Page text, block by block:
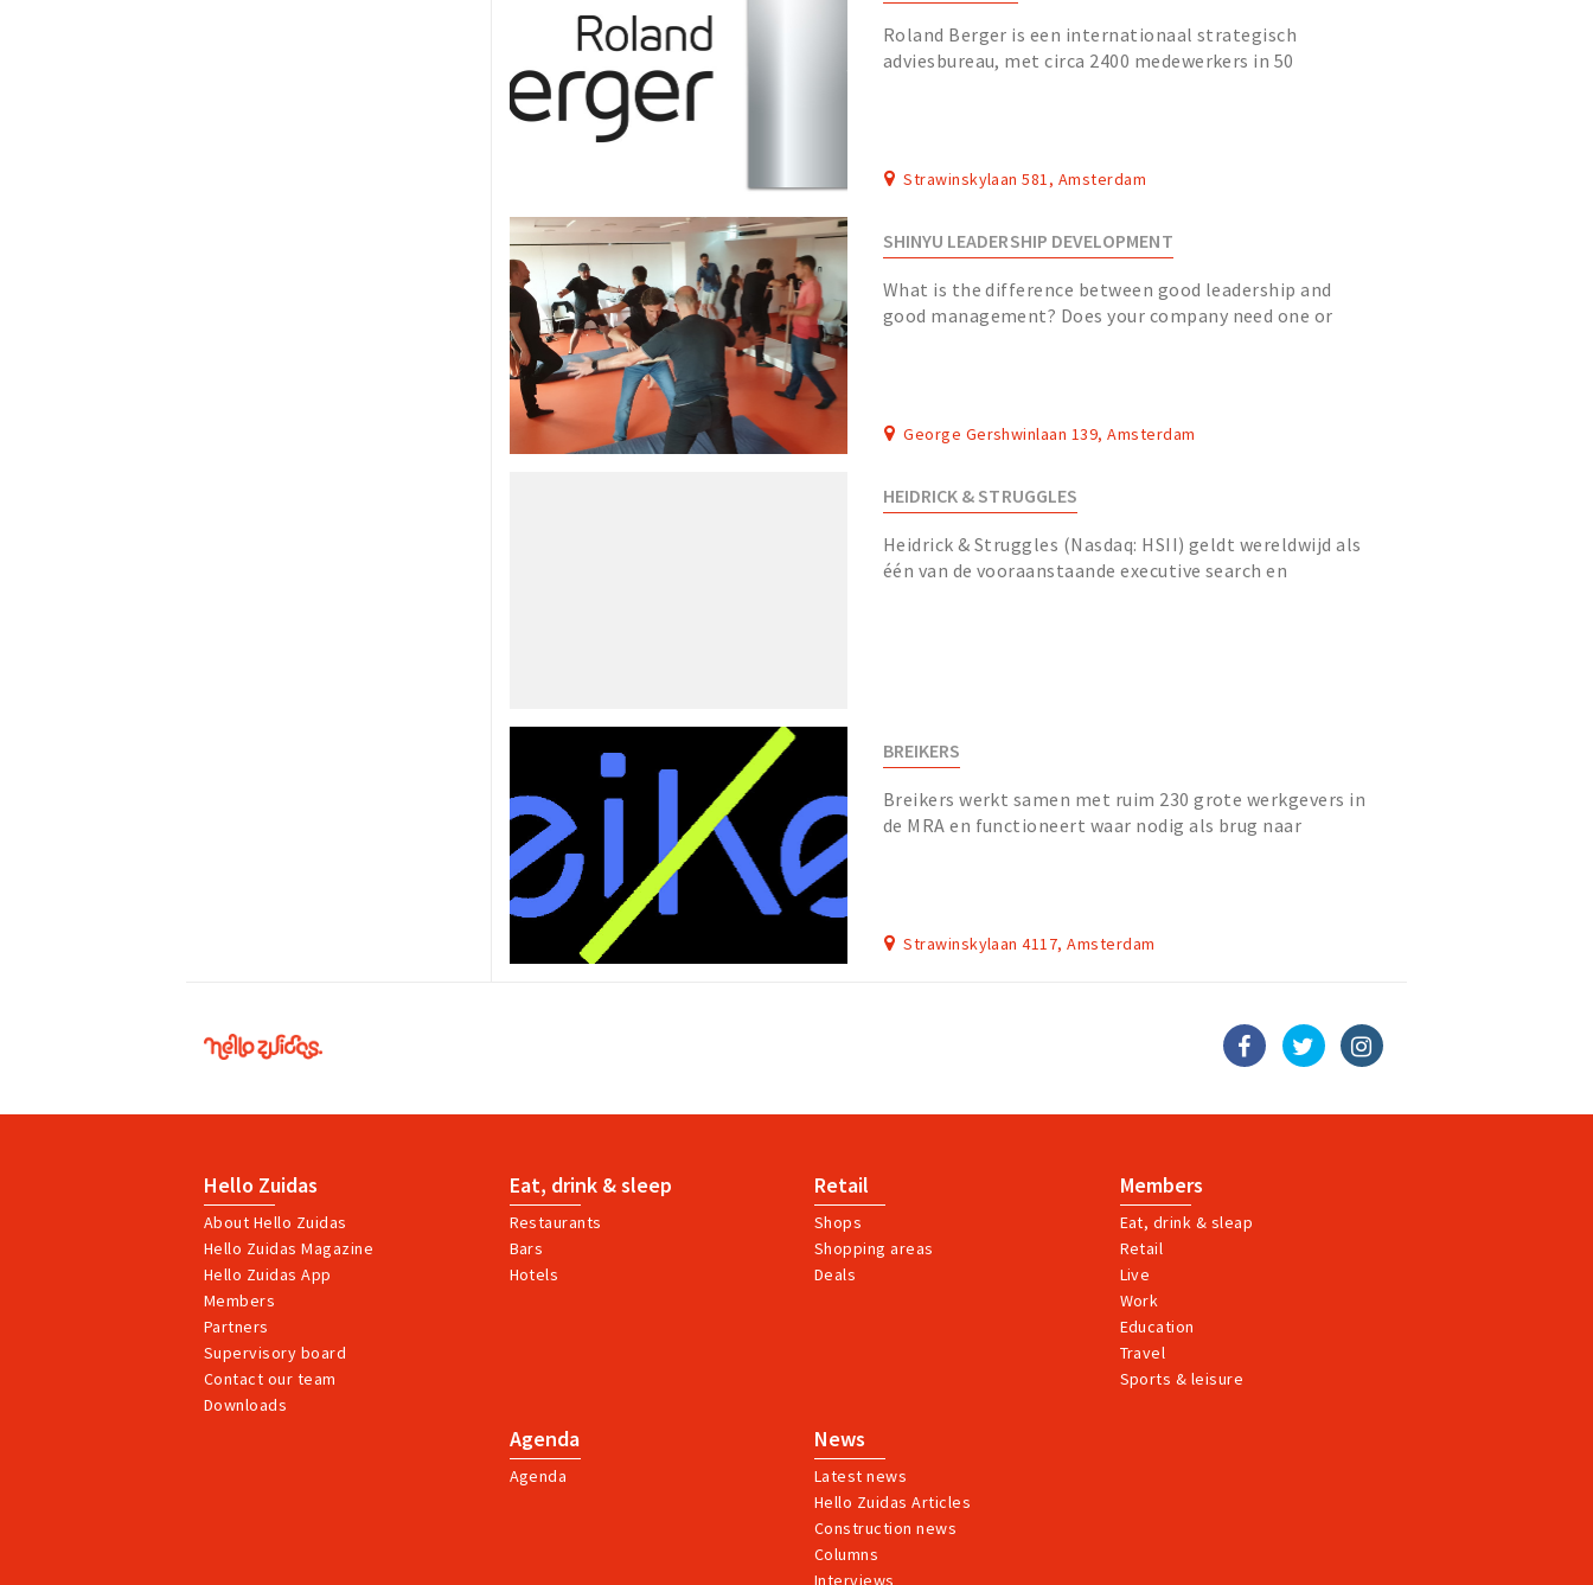
Roland Berger is een internationaal strategisch
adviesbureau, met circa 2400 medewerkers in 50
Strawinskylaan 581, Amsterdam
SHINYU LEADERSHIP DEVELOPMENT
What is the difference between good leadership and
good management? Does your company need one or
George Gershwinlaan 139, Amsterdam
HEIDRICK & STRUGGLES
Heidrick & Struggles (Nasdaq: HSII) geldt wereldwijd als
één van de vooraanstaande executive search en
BREIKERS
Breikers werkt samen met ruim 230 grote werkgevers in
de MRA en functioneert waar nodig als brug naar
Strawinskylaan 4117, Amsterdam
Hello
Zuidas
Hello Zuidas
About Hello Zuidas
Hello Zuidas Magazine
Hello Zuidas App
Members
Partners
Supervisory board
Contact our team
Downloads
Eat, drink & sleep
Restaurants
Bars
Hotels
Retail
Shops
Shopping areas
Deals
Members
Eat, drink & sleap
Retail
Live
Work
Education
Travel
Sports & leisure
Agenda
Agenda
News
Latest news
Hello Zuidas Articles
Construction news
Columns
Interviews